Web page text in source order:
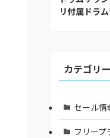
リ付属ドラ
カテゴリー
セール情
フリープ